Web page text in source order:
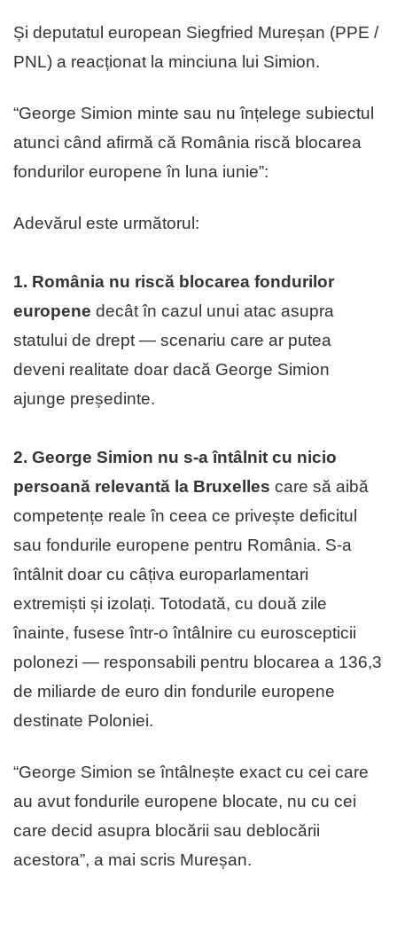
Și deputatul european Siegfried Mureșan (PPE /
PNL) a reacționat la minciuna lui Simion.
“George Simion minte sau nu înțelege subiectul
atunci când afirmă că România riscă blocarea
fondurilor europene în luna iunie”:
Adevărul este următorul:
1. România nu riscă blocarea fondurilor
europene decât în cazul unui atac asupra
statului de drept — scenariu care ar putea
deveni realitate doar dacă George Simion
ajunge președinte.
2. George Simion nu s-a întâlnit cu nicio
persoană relevantă la Bruxelles care să aibă
competențe reale în ceea ce privește deficitul
sau fondurile europene pentru România. S-a
întâlnit doar cu câțiva europarlamentari
extremiști și izolați. Totodată, cu două zile
înainte, fusese într-o întâlnire cu euroscepticii
polonezi — responsabili pentru blocarea a 136,3
de miliarde de euro din fondurile europene
destinate Poloniei.
“George Simion se întâlnește exact cu cei care
au avut fondurile europene blocate, nu cu cei
care decid asupra blocării sau deblocării
acestora”, a mai scris Mureșan.